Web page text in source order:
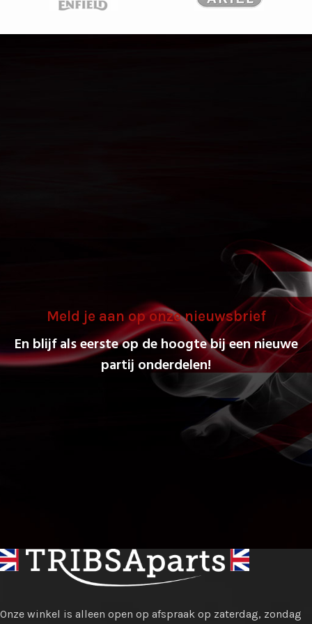
Meld je aan op onze nieuwsbrief
En blijf als eerste op de hoogte bij een nieuwe
partij onderdelen!
Onze winkel is alleen open op afspraak op zaterdag, zondag